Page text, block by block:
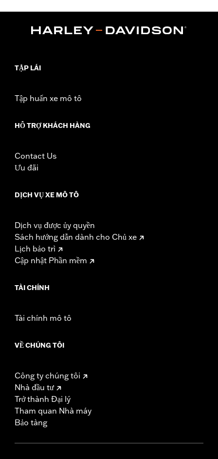
TẬP LÁI
Tập huấn xe mô tô
HỖ TRỢ KHÁCH HÀNG
Contact Us
Ưu đãi
DỊCH VỤ XE MÔ TÔ
Dịch vụ được ủy quyền
Sách hướng dẫn dành cho Chủ xe
Lịch bảo trì
Cập nhật Phần mềm
TÀI CHÍNH
Tài chính mô tô
VỀ CHÚNG TÔI
Công ty chúng tôi
Nhà đầu tư
Trở thành Đại lý
Tham quan Nhà máy
Bảo tàng